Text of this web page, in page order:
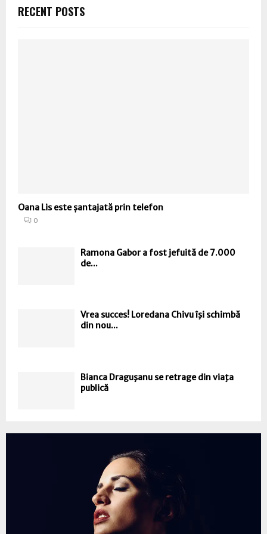
RECENT POSTS
Oana Lis este șantajată prin telefon
0
Ramona Gabor a fost jefuită de 7.000
de...
Vrea succes! Loredana Chivu îşi schimbă
din nou...
Bianca Draguşanu se retrage din viaţa
publică